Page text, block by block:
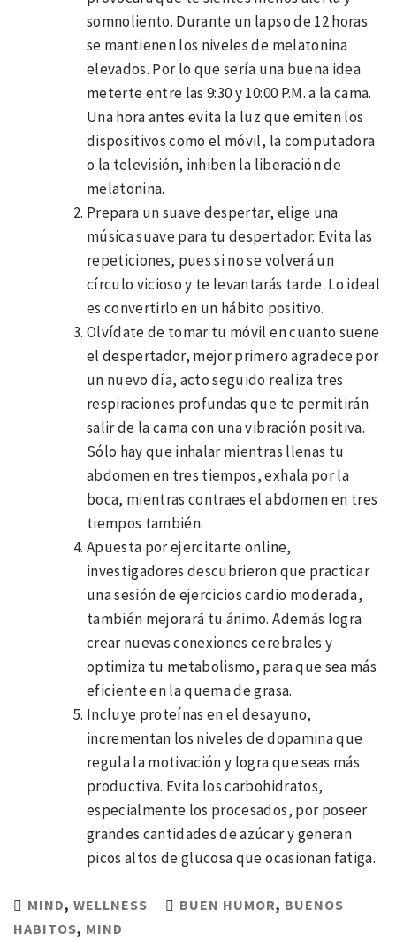
somnoliento. Durante un lapso de 12 horas
se mantienen los niveles de melatonina
elevados. Por lo que sería una buena idea
meterte entre las 9:30 y 10:00 P.M. a la cama.
Una hora antes evita la luz que emiten los
dispositivos como el móvil, la computadora
o la televisión, inhiben la liberación de
melatonina.
Prepara un suave despertar, elige una
música suave para tu despertador. Evita las
repeticiones, pues si no se volverá un
círculo vicioso y te levantarás tarde. Lo ideal
es convertirlo en un hábito positivo.
Olvídate de tomar tu móvil en cuanto suene
el despertador, mejor primero agradece por
un nuevo día, acto seguido realiza tres
respiraciones profundas que te permitirán
salir de la cama con una vibración positiva.
Sólo hay que inhalar mientras llenas tu
abdomen en tres tiempos, exhala por la
boca, mientras contraes el abdomen en tres
tiempos también.
Apuesta por ejercitarte online,
investigadores descubrieron que practicar
una sesión de ejercicios cardio moderada,
también mejorará tu ánimo. Además logra
crear nuevas conexiones cerebrales y
optimiza tu metabolismo, para que sea más
eficiente en la quema de grasa.
Incluye proteínas en el desayuno,
incrementan los niveles de dopamina que
regula la motivación y logra que seas más
productiva. Evita los carbohidratos,
especialmente los procesados, por poseer
grandes cantidades de azúcar y generan
picos altos de glucosa que ocasionan fatiga.
MIND, WELLNESS BUEN HUMOR, BUENOS
HABITOS, MIND